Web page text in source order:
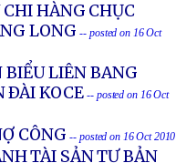
HÀNG CHỤC
LONG-- posted on 16 Oct
BIỂU LIÊN BANG
ÐÀI KOCE-- posted on 16 Oct
CÔNG-- posted on 16 Oct 2010
TÀI SẢN TƯ BẢN